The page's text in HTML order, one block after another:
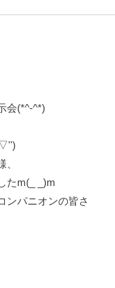
会(*^-^*)
たm(_ _)m
ンパニオンの皆さ